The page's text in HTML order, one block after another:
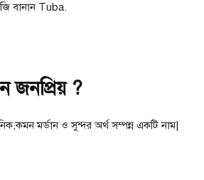
বানান Tuba.
জনপ্রিয় ?
মর্ডান ও সুন্দর অর্থ সম্পন্ন একটি নাম|